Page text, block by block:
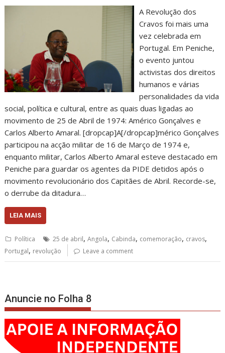
A Revolução dos
Cravos foi mais uma
vez celebrada em
Portugal. Em Peniche,
o evento juntou
activistas dos direitos
humanos e várias
personalidades da vida
social, política e cultural, entre as quais duas ligadas ao
movimento de 25 de Abril de 1974: Américo Gonçalves e
Carlos Alberto Amaral. [dropcap]A[/dropcap]mérico Gonçalves
participou na acção militar de 16 de Março de 1974 e,
enquanto militar, Carlos Alberto Amaral esteve destacado em
Peniche para guardar os agentes da PIDE detidos após o
movimento revolucionário dos Capitães de Abril. Recorde-se,
o derrube da ditadura…
LEIA MAIS
Política 25 de abril,Angola, Cabinda, comemoração, cravos,
Portugal, revolução Leave a comment
Anuncie no Folha 8